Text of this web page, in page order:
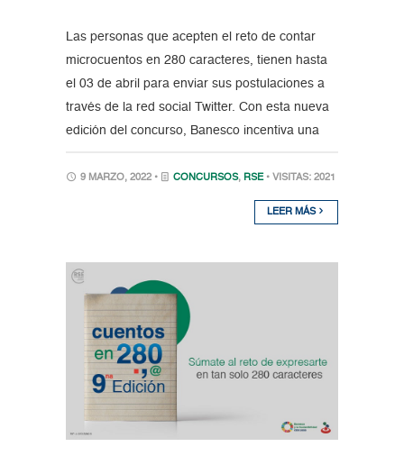
Las personas que acepten el reto de contar
microcuentos en 280 caracteres, tienen hasta
el 03 de abril para enviar sus postulaciones a
través de la red social Twitter. Con esta nueva
edición del concurso, Banesco incentiva una
9 MARZO, 2022 • CONCURSOS, RSE • VISITAS: 2021
LEER MÁS